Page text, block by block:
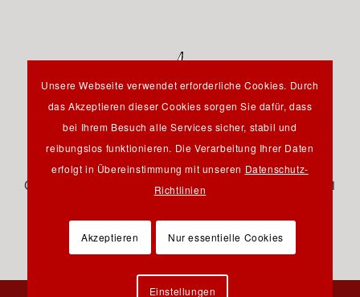
Hauptstraße 12B - 85232 Bergkirchen OT Günding -
Germany - Tel.: +49 8131 61 46 590 - Fax: +49 8131 61
Unsere Webseite verwendet erforderliche Cookies. Durch
das Akzeptieren dieser Cookies sorgen Sie dafür, dass
bei Ihrem Besuch alle Services sicher, stabil und
reibungslos funktionieren. Die Verarbeitung Ihrer Daten
erfolgt in Übereinstimmung mit unseren Datenschutz-
Richtlinien
Akzeptieren Nur essentielle Cookies
Einstellungen